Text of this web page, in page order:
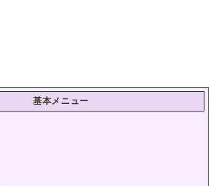
基本メニュー